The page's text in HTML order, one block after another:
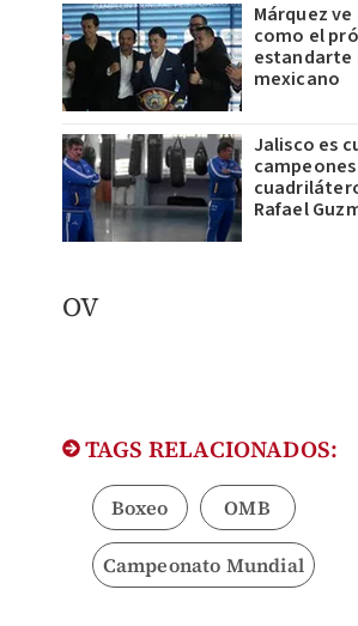
Márquez ve
como el
estandarte
mexicano
Jalisco es
Rafael
OV​
TAGS RELACIONADOS:
Boxeo OMB
Campeonato Mundial